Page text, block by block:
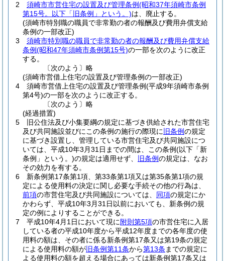
2
須崎市市営住宅の設置及び管理条例(昭和37年須崎市条例
第15号。以下「旧条例」という。)は、廃止する。
(須崎市特別職の職員で非常勤の者の報酬及び費用弁償支給
条例の一部改正)
3
須崎市特別職の職員で非常勤の者の報酬及び費用弁償支給
条例(昭和47年須崎市条例第15号)の一部を次のように改正
する。
〔次のよう〕略
(須崎市営借上住宅の設置及び管理条例の一部改正)
4
須崎市営借上住宅の設置及び管理条例(平成9年須崎市条例
第4号)の一部を次のように改正する。
〔次のよう〕略
(経過措置)
5
旧公住法及び小集要綱の規定に基づき供給された市営住宅
及び共同施設並びにこの条例の施行の際現に 旧条例の規定
に基づき設置し、管理している市営住宅及び共同施設につ
いては、平成10年3月31日までの間は、この条例(以下「新
条例」という。)の規定は適用せず、 旧条例の規定は、なお
その効力を有する。
6
新条例第17条第1項、第33条第1項又は第35条第1項の規
定による使用料の決定に関し必要な手続その他の行為は、
前項の市営住宅及び共同施設については、 同項の規定にか
かわらず、平成10年3月31日以前においても、新条例の規
定の例によりすることができる。
7
平成10年4月1日において現に 附則第5項の市営住宅に入居
している者の平成10年度から平成12年度までの各年度の使
用料の額は、その者に係る新条例第17条又は第19条の規定
による使用料の額が 旧条例第11条から第13条 までの規定に
よる使用料の額を超える場合にあっては新条例第17条又は